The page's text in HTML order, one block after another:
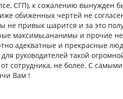
СГП), к сожалению вынужден
обиженных чертей не
не привык шарится и за это
максимы,ананимы и прочие
адекватные и прекрасные
руководителей такой
от сотрудника, не более. С
Вам !